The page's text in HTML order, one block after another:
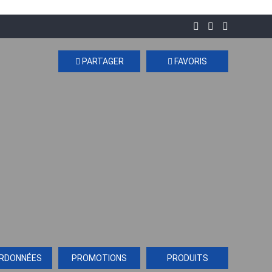
FAVORIS
PARTAGER
PRODUITS
PROMOTIONS